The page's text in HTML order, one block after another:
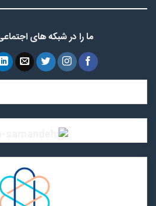
ما را در شبکه های